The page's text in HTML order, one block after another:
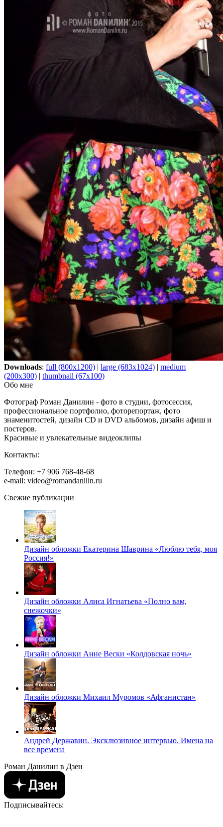
Downloads: full (800x1200) | large (683x1024) | medium
(200x300) | thumbnail (67x100)
Обо мне
Фотограф Роман Данилин - фото в студии, фотосессия,
профессиональное портфолио, фоторепортаж, фото
знаменитостей, дизайн CD и DVD альбомов, дизайн афиш и
постеров.
Красивые и увлекательные видеоклипы
Контакты:
Телефон: +7 906 768-48-68
e-mail: video@romandanilin.ru
Свежие публикации
Дизайн обложки Екатерина Шаврина «Люблю тебя, моя
Россия!»
Дизайн обложки Алиса Игнатьева «Полно вам,
снежочки»
Дизайн обложки Анне Вески «Колдовская ночь»
Дизайн обложки Михаил Муромов «Афганистан»
Андрей Державин. Эксклюзивное интервью. Имена на
все времена
Роман Данилин в Дзен
Подписывайтесь: